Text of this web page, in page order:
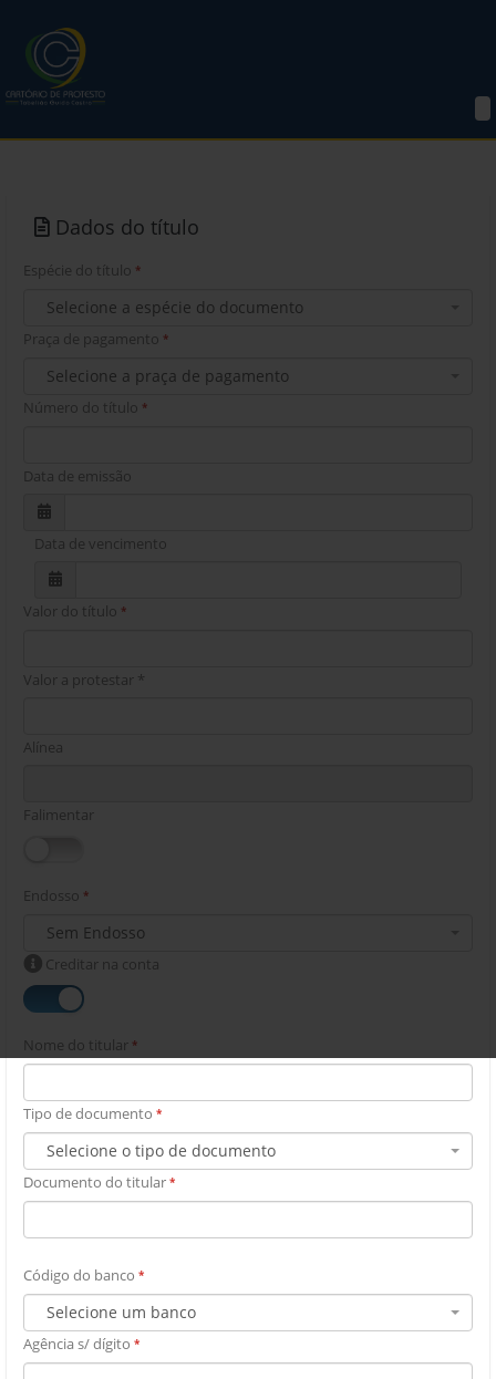
Dados do título
Espécie do título *
Selecione a espécie do documento
Praça de pagamento *
Selecione a praça de pagamento
Número do título *
Data de emissão
Data de vencimento
Valor do título *
Valor a protestar *
Alínea
Falimentar
Endosso *
Sem Endosso
Creditar na conta
Nome do titular *
Tipo de documento *
Selecione o tipo de documento
Documento do titular *
Código do banco *
Selecione um banco
Agência s/ dígito *